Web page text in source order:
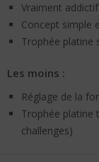
Vraiment addictif
Concept simple
Trophée platine
Les moins :
Réglage de la
Trophée platine
challenges)